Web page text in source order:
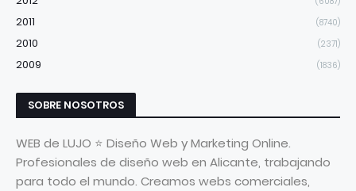
2011 (8740)
2010 (2371)
2009 (1836)
SOBRE NOSOTROS
WEB de LUJO ⭐ Diseño Web y Marketing Online.
Profesionales de diseño web en Alicante, trabajando
para todo el mundo. Creamos webs comerciales,